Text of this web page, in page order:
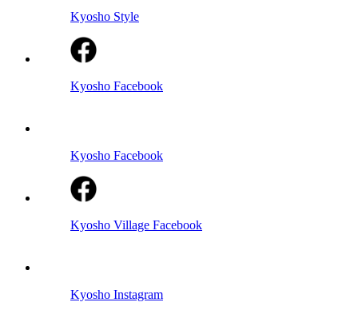
Kyosho Style
Kyosho Facebook
Kyosho Facebook
Kyosho Village Facebook
Kyosho Instagram